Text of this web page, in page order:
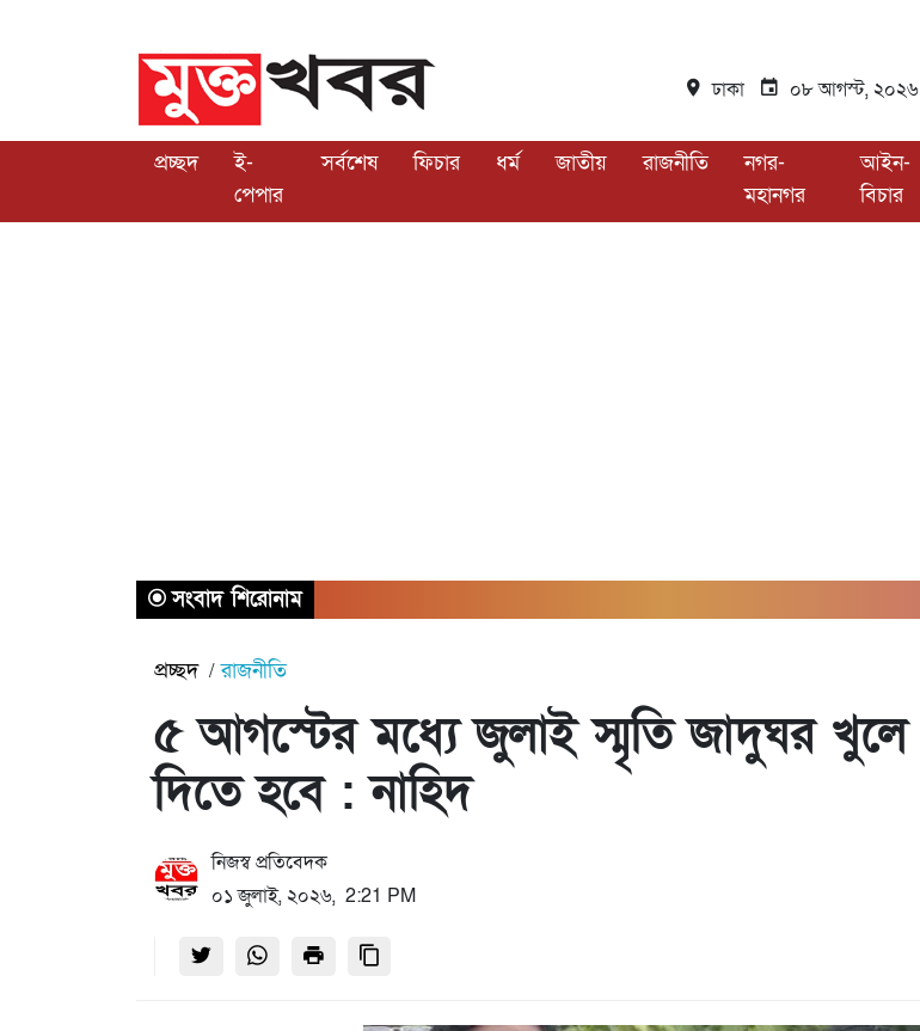
ঢাকা ০৮ আগস্ট, ২০২৬
প্রচ্ছদ
ই-
পেপার
সর্বশেষ ফিচার ধর্ম জাতীয় রাজনীতি
নগর-
মহানগর
আইন-
বিচার
সংবাদ শিরোনাম
প্রচ্ছদ রাজনীতি
৫ আগস্টের মধ্যে জুলাই স্মৃতি জাদুঘর খুলে
দিতে হবে : নাহিদ
নিজস্ব প্রতিবেদক
০১ জুলাই, ২০২৬, 2:21 PM